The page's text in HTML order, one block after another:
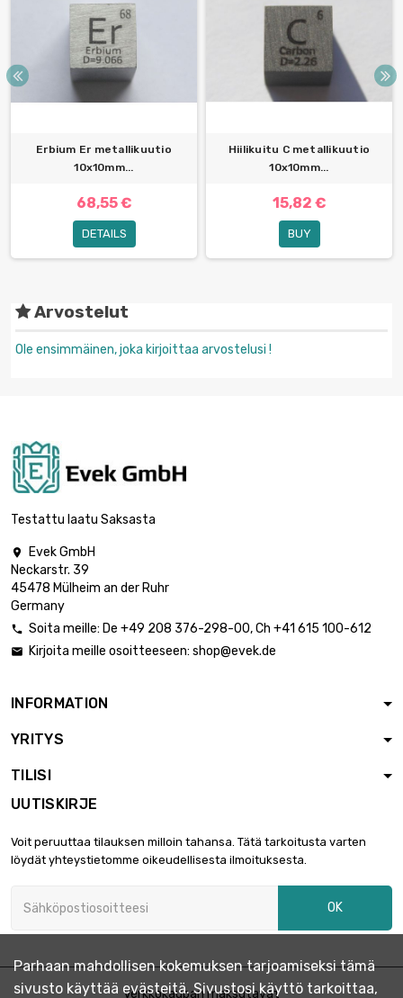
Erbium Er metallikuutio
10x10mm...
68,55 €
DETAILS
Hiilikuitu C metallikuutio
10x10mm...
15,82 €
BUY
Arvostelut
Ole ensimmäinen, joka kirjoittaa arvostelusi !
Testattu laatu Saksasta

Evek GmbH
Neckarstr. 39
45478 Mülheim an der Ruhr
Germany
 Soita meille: De +49 208 376-298-00, Ch +41 615 100-612
 Kirjoita meille osoitteeseen: shop@evek.de
INFORMATION
YRITYS
TILISI
UUTISKIRJE
Voit peruuttaa tilauksen milloin tahansa. Tätä tarkoitusta varten
löydät yhteystietomme oikeudellisesta ilmoituksesta.
OK
Verkkokaupan maksutavat
Parhaan mahdollisen kokemuksen tarjoamiseksi tämä
sivusto käyttää evästeitä. Sivustosi käyttö tarkoittaa,